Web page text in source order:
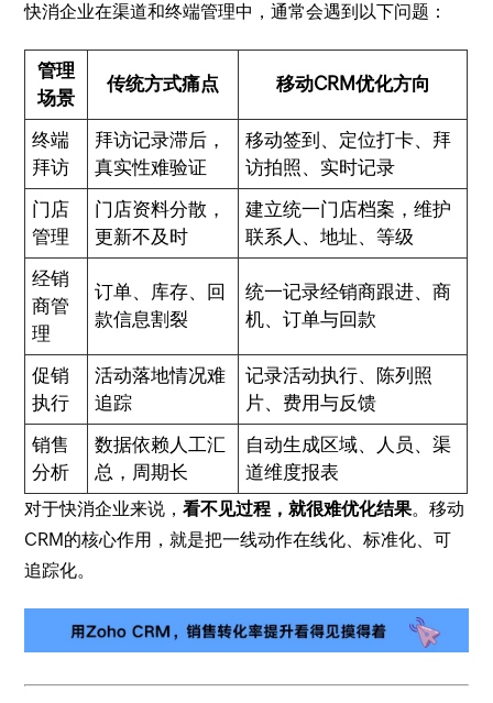
快消企业在渠道和终端管理中，通常会遇到以下问题：
管理
场景
传统方式痛点 移动CRM优化方向
终端
拜访
拜访记录滞后，
真实性难验证
移动签到、定位打卡、拜
访拍照、实时记录
门店
管理
门店资料分散，
更新不及时
建立统一门店档案，维护
联系人、地址、等级
经销
商管
理
订单、库存、回
款信息割裂
统一记录经销商跟进、商
机、订单与回款
促销
执行
活动落地情况难
追踪
记录活动执行、陈列照
片、费用与反馈
销售
分析
数据依赖人工汇
总，周期长
自动生成区域、人员、渠
道维度报表
对于快消企业来说，看不见过程，就很难优化结果。移动
CRM的核心作用，就是把一线动作在线化、标准化、可
追踪化。